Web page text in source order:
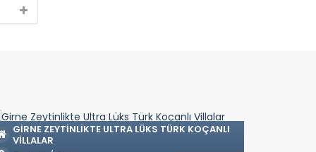
GIRNE ÇATALKÖY’DE TÜRK KOÇANLI LÜKS